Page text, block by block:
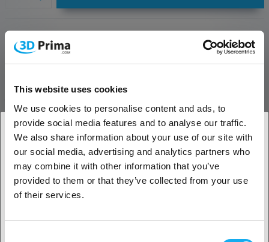
This website uses cookies
We use cookies to personalise content and ads, to
provide social media features and to analyse our traffic.
We also share information about your use of our site with
our social media, advertising and analytics partners who
may combine it with other information that you’ve
provided to them or that they’ve collected from your use
of their services.
Tillverkarinformation
PRODUKTBESKRIVNING
PRO
Pro-munstycken, som namnet antyder, har ännu högre slitstyrka
jämfört med CRB-munstycken och är konstruerade för att klara
temperaturer på upp till 450°C, vilket möjliggör utskrift av
högtemperaturmaterial som kräver förhöjda
1. Är du en företagskund eller en privatkund?
Företagskund
Privat kund